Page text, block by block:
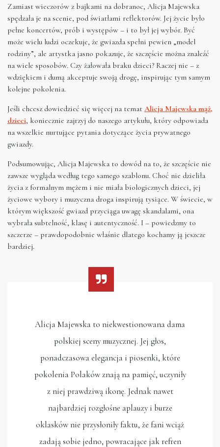
Zamiast wieczorów z bajkami na dobranoc, Alicja Majewska
spędzała je na scenie, pod światłami reflektorów. Jej życie było
pełne koncertów, prób i występów – i to był jej wybór. Być
może wielu ludzi oczekuje, że gwiazda spełni pewien „model
rodziny”, ale artystka jasno pokazuje, że szczęście można znaleźć
na wiele sposobów. Czy żałowała braku dzieci? Raczej nie – z
wdziękiem i dumą akceptuje swoją drogę, inspirując tym samym
kolejne pokolenia.
Jeśli chcesz dowiedzieć się więcej na temat Alicja Majewska mąż,
dzieci, koniecznie zajrzyj do naszego artykułu, który odpowiada
na wszelkie nurtujące pytania dotyczące życia prywatnego
gwiazdy.
Podsumowując, Alicja Majewska to dowód na to, że szczęście nie
zawsze wygląda według tego samego szablonu. Choć nie dzieliła
życia z formalnym mężem i nie miała biologicznych dzieci, jej
życiowe wybory i muzyczna droga inspirują tysiące. W świecie, w
którym większość gwiazd przyciąga uwagę skandalami, ona
wybrała subtelność, klasę i autentyczność. I – powiedzmy to
szczerze – prawdopodobnie właśnie dlatego kochamy ją jeszcze
bardziej.
Alicja Majewska to niekwestionowana dama
polskiej sceny muzycznej. Jej głos,
ponadczasowa elegancja i piosenki, które
pokolenia Polaków znają na pamięć, uczyniły
z niej prawdziwą ikonę. Jednak nawet
najbardziej rozgłośne aplauzy i burze
oklasków nie przysłoniły faktu, że fani wciąż
zadają sobie jedno, powracające jak refren